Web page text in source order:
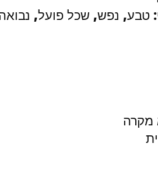
טבע, נפש, שכל פועל,
מקרה